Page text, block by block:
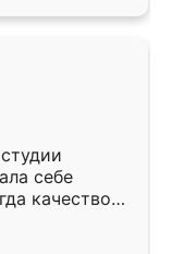
себе
качеством
уже почти